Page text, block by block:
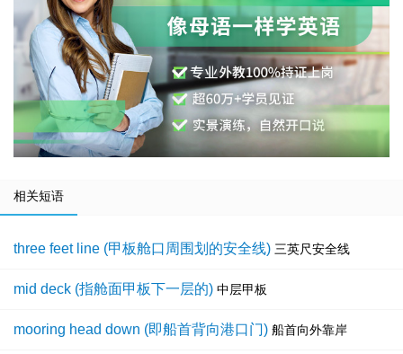
相关短语
three feet line (甲板舱口周围划的安全线) 三英尺安全线
mid deck (指舱面甲板下一层的) 中层甲板
mooring head down (即船首背向港口门) 船首向外靠岸